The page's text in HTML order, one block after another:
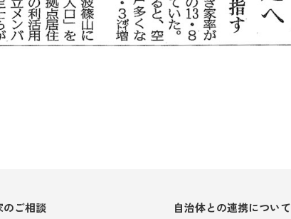
のご相談
自治体との連携について